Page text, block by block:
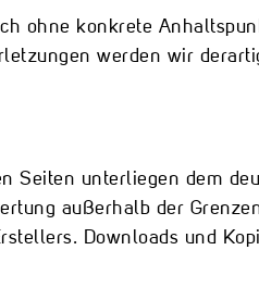
ohne konkrete
werden wir
Seiten unterliegen dem
außerhalb der
Downloads und